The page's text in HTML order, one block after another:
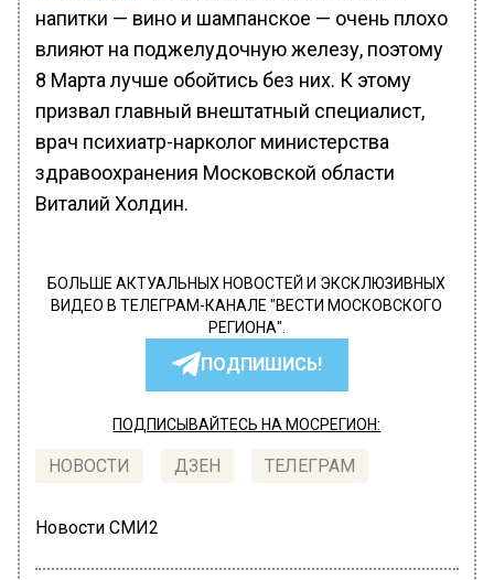
напитки — вино и шампанское — очень плохо
влияют на поджелудочную железу, поэтому
8 Марта лучше обойтись без них. К этому
призвал главный внештатный специалист,
врач психиатр-нарколог министерства
здравоохранения Московской области
Виталий Холдин.
БОЛЬШЕ АКТУАЛЬНЫХ НОВОСТЕЙ И ЭКСКЛЮЗИВНЫХ
ВИДЕО В ТЕЛЕГРАМ-КАНАЛЕ "ВЕСТИ МОСКОВСКОГО
РЕГИОНА".
ПОДПИШИСЬ!
ПОДПИСЫВАЙТЕСЬ НА МОСРЕГИОН:
НОВОСТИ ДЗЕН ТЕЛЕГРАМ
Новости СМИ2